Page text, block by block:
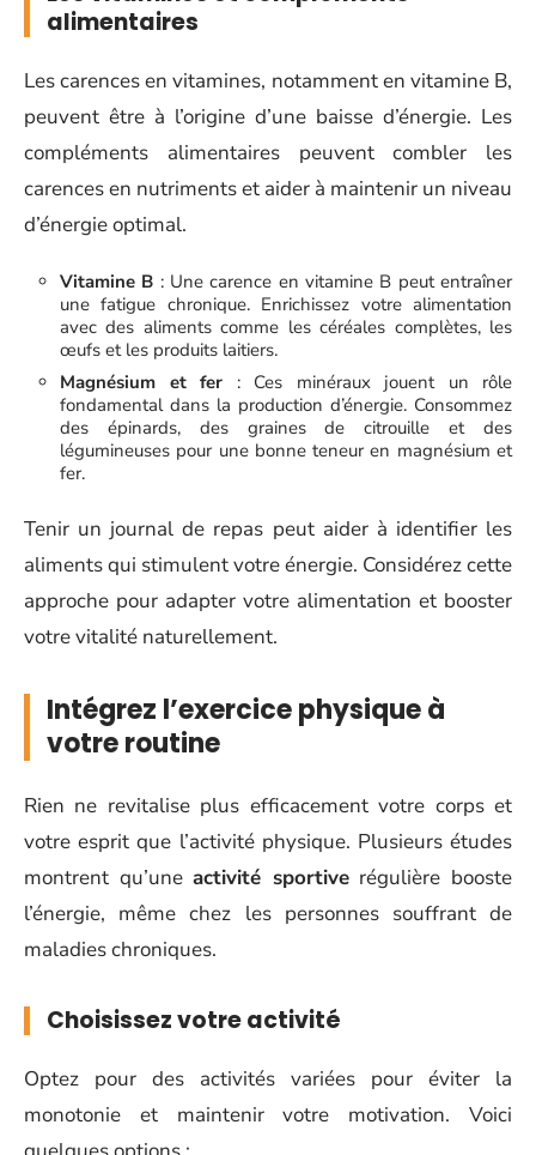
alimentaires
Les carences en vitamines, notamment en vitamine B,
peuvent être à l’origine d’une baisse d’énergie. Les
compléments alimentaires peuvent combler les
carences en nutriments et aider à maintenir un niveau
d’énergie optimal.
Vitamine B : Une carence en vitamine B peut entraîner
une fatigue chronique. Enrichissez votre alimentation
avec des aliments comme les céréales complètes, les
œufs et les produits laitiers.
Magnésium et fer : Ces minéraux jouent un rôle
fondamental dans la production d’énergie. Consommez
des épinards, des graines de citrouille et des
légumineuses pour une bonne teneur en magnésium et
fer.
Tenir un journal de repas peut aider à identifier les
aliments qui stimulent votre énergie. Considérez cette
approche pour adapter votre alimentation et booster
votre vitalité naturellement.
Intégrez l’exercice physique à
votre routine
Rien ne revitalise plus efficacement votre corps et
votre esprit que l’activité physique. Plusieurs études
montrent qu’uneactivité sportiverégulière booste
l’énergie, même chez les personnes souffrant de
maladies chroniques.
Choisissez votre activité
Optez pour des activités variées pour éviter la
monotonie et maintenir votre motivation. Voici